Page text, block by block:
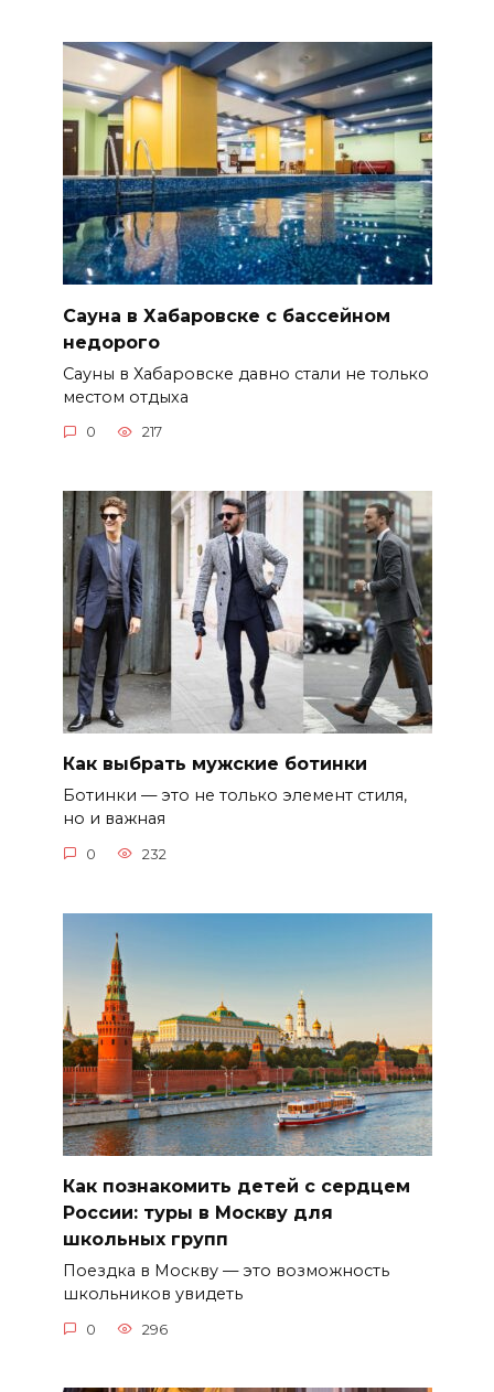
Сауна в Хабаровске с бассейном
недорого
Сауны в Хабаровске давно стали не только
местом отдыха
0 217
Как выбрать мужские ботинки
Ботинки — это не только элемент стиля,
но и важная
0 232
Как познакомить детей с сердцем
России: туры в Москву для
школьных групп
Поездка в Москву — это возможность
школьников увидеть
0 296